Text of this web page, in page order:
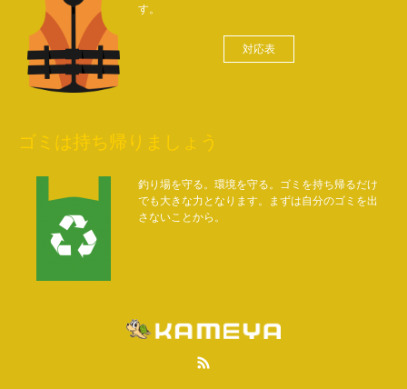
す。
対応表
ゴミは持ち帰りましょう
釣り場を守る。環境を守る。ゴミを持ち帰るだけ
でも大きな力となります。まずは自分のゴミを出
さないことから。